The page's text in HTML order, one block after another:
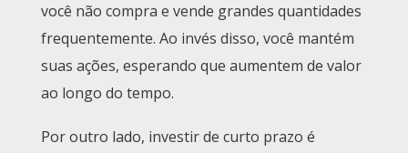
você não compra e vende grandes quantidades
frequentemente. Ao invés disso, você mantém
suas ações, esperando que aumentem de valor
ao longo do tempo.
Por outro lado, investir de curto prazo é